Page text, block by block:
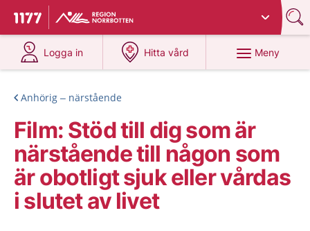
Till startsidan för 1177
Du har valt region
Logga in
på 1177.se
Hitta vård
på 1177.se
Meny
Anhörig – närstående
Film: Stöd till dig som är
närstående till någon som
är obotligt sjuk eller vårdas
i slutet av livet